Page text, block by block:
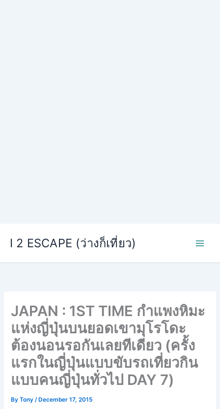
I 2 ESCAPE (ว่างก็เที่ยว)
JAPAN : 1ST TIME กำแพงหิมะ
แห่งญี่ปุ่นบนยอดเขามุโรโดะ
ต้องนอนรอกันเลยทีเดียว (ครั้ง
แรกในญี่ปุ่นแบบขับรถเที่ยวกิน
แบบคนญี่ปุ่นทั่วไป DAY 7)
ByTony/ December 17, 2015